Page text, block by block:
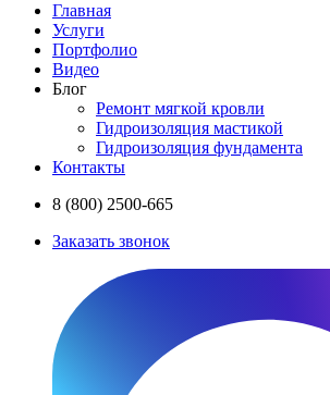
Главная
Услуги
Портфолио
Видео
Блог
Ремонт мягкой кровли
Гидроизоляция мастикой
Гидроизоляция фундамента
Контакты
8 (800) 2500-665
Заказать звонок